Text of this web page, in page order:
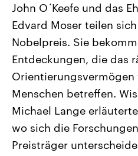
Landtagswahl Sachsen-Anhalt
2026
Alle Informationen
Sachsen-Anhalt wählt am 6.
September 2026 einen neuen
Bundesland von einer Koalition
Umfragen, Prognosen,
Wahlprogramme, aktuelle
und Hintergründe zu den
Sendungen Programm
John O´Keefe und das
Edvard Moser teilen
Nobelpreis. Sie
Entdeckungen, die das
Orientierungsvermögen
Menschen betreffen.
Michael Lange
wo sich die
Preisträger